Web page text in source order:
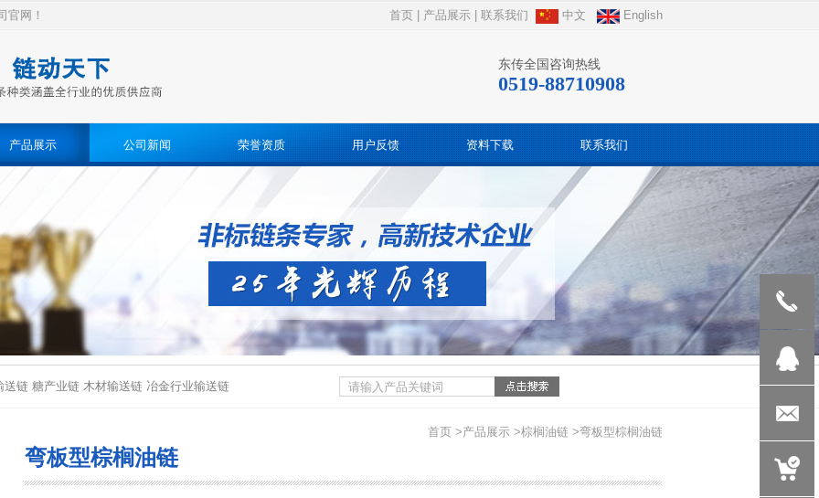
官网！ 首页 产品展示 联系我们 中文 English
东传全国咨询热线
0519-88710908
产品展示 公司新闻 荣誉资质 用户反馈 资料下载 联系我们
送链 糖产业链 木材输送链 冶金行业输送链
首页 >产品展示 >棕榈油链 >弯板型棕榈油链
弯板型棕榈油链
705533146